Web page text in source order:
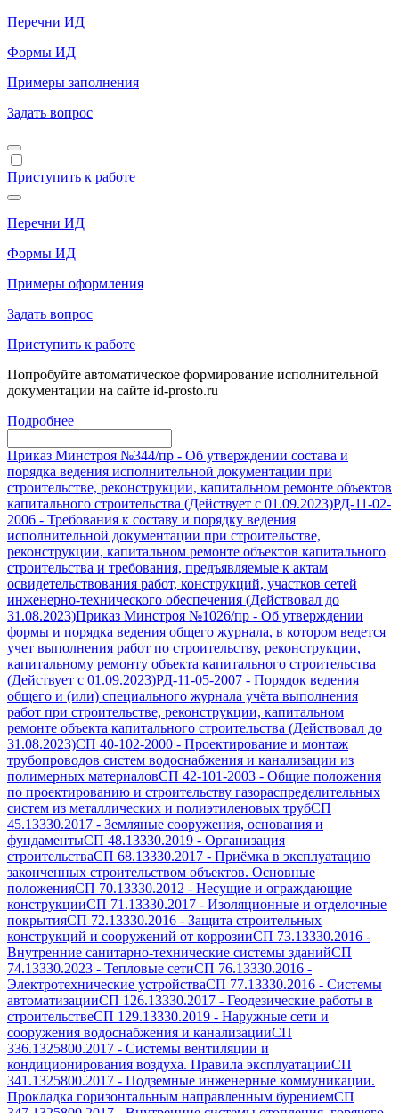
Перечни ИД
Формы ИД
Примеры заполнения
Задать вопрос
Приступить к работе
Перечни ИД
Формы ИД
Примеры оформления
Задать вопрос
Приступить к работе
Попробуйте автоматическое формирование исполнительной
документации на сайте id-prosto.ru
Подробнее
Приказ Минстроя №344/пр - Об утверждении состава и
порядка ведения исполнительной документации при
строительстве, реконструкции, капитальном ремонте объектов
капитального строительства (Действует с 01.09.2023)РД-11-02-
2006 - Требования к составу и порядку ведения
исполнительной документации при строительстве,
реконструкции, капитальном ремонте объектов капитального
строительства и требования, предъявляемые к актам
освидетельствования работ, конструкций, участков сетей
инженерно-технического обеспечения (Действовал до
31.08.2023)Приказ Минстроя №1026/пр - Об утверждении
формы и порядка ведения общего журнала, в котором ведется
учет выполнения работ по строительству, реконструкции,
капитальному ремонту объекта капитального строительства
(Действует с 01.09.2023)РД-11-05-2007 - Порядок ведения
общего и (или) специального журнала учёта выполнения
работ при строительстве, реконструкции, капитальном
ремонте объекта капитального строительства (Действовал до
31.08.2023)СП 40-102-2000 - Проектирование и монтаж
трубопроводов систем водоснабжения и канализации из
полимерных материаловСП 42-101-2003 - Общие положения
по проектированию и строительству газораспределительных
систем из металлических и полиэтиленовых трубСП
45.13330.2017 - Земляные сооружения, основания и
фундаментыСП 48.13330.2019 - Организация
строительстваСП 68.13330.2017 - Приёмка в эксплуатацию
законченных строительством объектов. Основные
положенияСП 70.13330.2012 - Несущие и ограждающие
конструкцииСП 71.13330.2017 - Изоляционные и отделочные
покрытияСП 72.13330.2016 - Защита строительных
конструкций и сооружений от коррозииСП 73.13330.2016 -
Внутренние санитарно-технические системы зданийСП
74.13330.2023 - Тепловые сетиСП 76.13330.2016 -
Электротехнические устройстваСП 77.13330.2016 - Системы
автоматизацииСП 126.13330.2017 - Геодезические работы в
строительствеСП 129.13330.2019 - Наружные сети и
сооружения водоснабжения и канализацииСП
336.1325800.2017 - Системы вентиляции и
кондиционирования воздуха. Правила эксплуатацииСП
341.1325800.2017 - Подземные инженерные коммуникации.
Прокладка горизонтальным направленным бурениемСП